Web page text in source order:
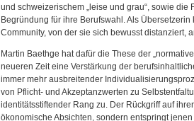
und schweizerischem „leise und grau“, sowie
Begründung für ihre Berufswahl. Als
Community, von der sie sich bewusst distanziert,
Martin Baethge hat dafür die These der
neueren Zeit eine Verstärkung der
immer mehr ausbreitender
von Pflicht- und Akzeptanzwerten zu
identitätsstiftender Rang zu. Der Rückgriff auf
ökonomische Absichten, sondern entspringt